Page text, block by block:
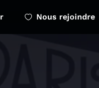
Nous rejoindre